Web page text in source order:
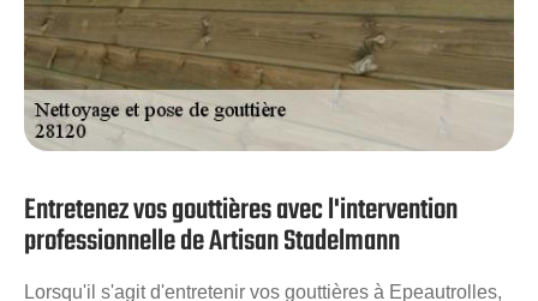
Entretenez vos gouttières avec l'intervention
professionnelle de Artisan Stadelmann
Lorsqu'il s'agit d'entretenir vos gouttières à Epeautrolles,